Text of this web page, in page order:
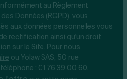
au Règlement
Données (RGPD), vous
aux données personnelles vous
rectification ainsi qu'un droit
sur le Site. Pour nous
ou Yolaw SAS, 50 rue
: 01 76 39 00 60.